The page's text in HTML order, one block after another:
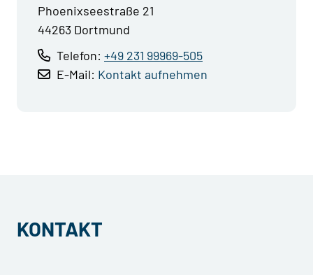
Phoenixseestraße 21
44263 Dortmund
Telefon: +49 231 99969-505
E-Mail: Kontakt aufnehmen
KONTAKT